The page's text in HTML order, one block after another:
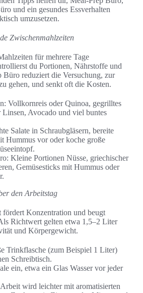
und ein gesundes Essverhalten
umzusetzen.
Zwischenmahlzeiten
für mehrere Tage
du Portionen, Nährstoffe und
Büro reduziert die Versuchung, zur
gehen, und senkt oft die Kosten.
Vollkornreis oder Quinoa, gegrilltes
Linsen, Avocado und viel buntes
Salate in Schraubgläsern, bereite
Hummus vor oder koche große
Kleine Portionen Nüsse, griechischer
Gemüsesticks mit Hummus oder
den Arbeitstag
fördert Konzentration und beugt
Richtwert gelten etwa 1,5–2 Liter
und Körpergewicht.
Trinkflasche (zum Beispiel 1 Liter)
Schreibtisch.
ein, etwa ein Glas Wasser vor jeder
wird leichter mit aromatisierten